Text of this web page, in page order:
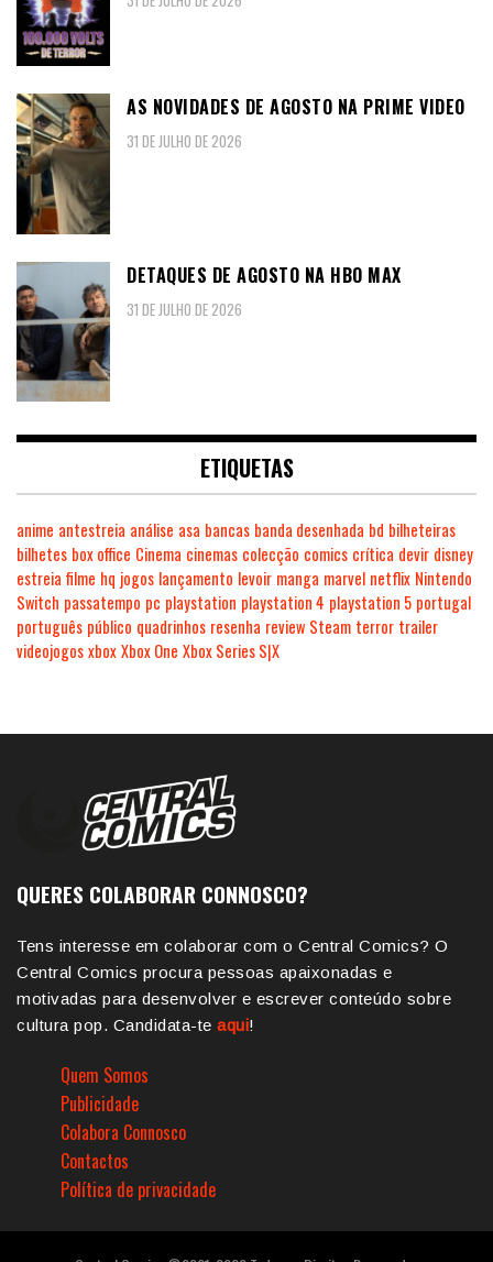
AS NOVIDADES DE AGOSTO NA PRIME VIDEO
31 DE JULHO DE 2026
DETAQUES DE AGOSTO NA HBO MAX
31 DE JULHO DE 2026
ETIQUETAS
anime antestreia análise asa bancas banda desenhada bd bilheteiras
bilhetes box office Cinema cinemas colecção comics crítica devir disney
estreia filme hq jogos lançamento levoir manga marvel netflix Nintendo
Switch passatempo pc playstation playstation 4 playstation 5 portugal
português público quadrinhos resenha review Steam terror trailer
videojogosxboxXbox One Xbox Series S|X
QUERES COLABORAR CONNOSCO?
Tens interesse em colaborar com o Central Comics? O
Central Comics procura pessoas apaixonadas e
motivadas para desenvolver e escrever conteúdo sobre
cultura pop. Candidata-te aqui!
Quem Somos
Publicidade
Colabora Connosco
Contactos
Política de privacidade